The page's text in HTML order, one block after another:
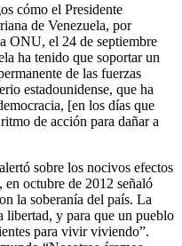
cómo el Presidente
de Venezuela, por
ONU, el 24 de septiembre
ha tenido que soportar un
de las fuerzas
estadounidense, que ha
[en los días que
de acción para dañar a
sobre los nocivos efectos
en octubre de 2012 señaló
la soberanía del país. La
libertad, y para que un pueblo
para vivir viviendo”.